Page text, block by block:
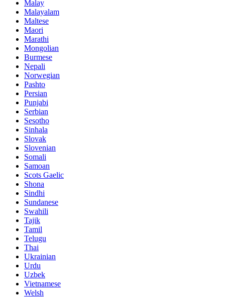
Malay
Malayalam
Maltese
Maori
Marathi
Mongolian
Burmese
Nepali
Norwegian
Pashto
Persian
Punjabi
Serbian
Sesotho
Sinhala
Slovak
Slovenian
Somali
Samoan
Scots Gaelic
Shona
Sindhi
Sundanese
Swahili
Tajik
Tamil
Telugu
Thai
Ukrainian
Urdu
Uzbek
Vietnamese
Welsh